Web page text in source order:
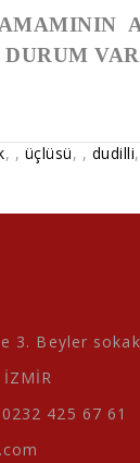
DURUM
, , üçlüsü, , dudilli,
3. Beyler
0232 425 67 61